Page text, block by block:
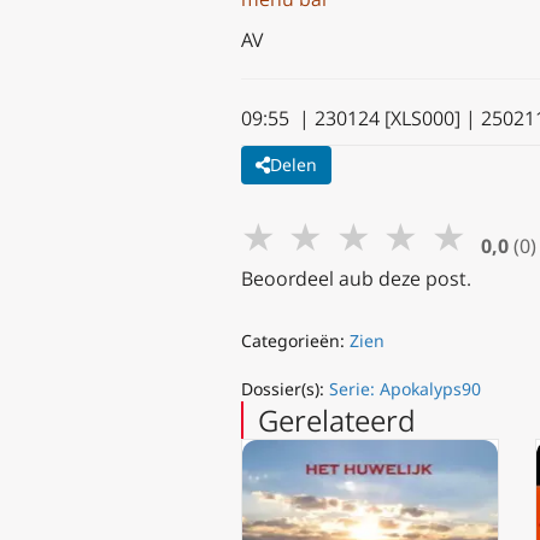
AV
09:55 | 230124 [XLS000] |
Delen
★ ★ ★ ★ ★ 0,0 (0)
Beoordeel aub deze post.
Categorieën: Zien
Dossier(s): Serie: Apokalyps90
Gerelateerd